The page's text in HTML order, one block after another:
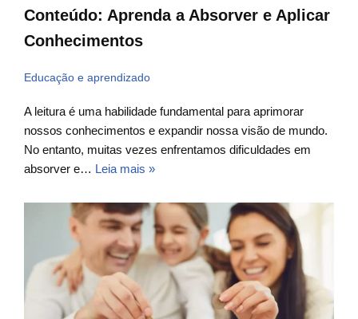
Conteúdo: Aprenda a Absorver e Aplicar
Conhecimentos
Educação e aprendizado
A leitura é uma habilidade fundamental para aprimorar
nossos conhecimentos e expandir nossa visão de mundo.
No entanto, muitas vezes enfrentamos dificuldades em
absorver e… Leia mais »